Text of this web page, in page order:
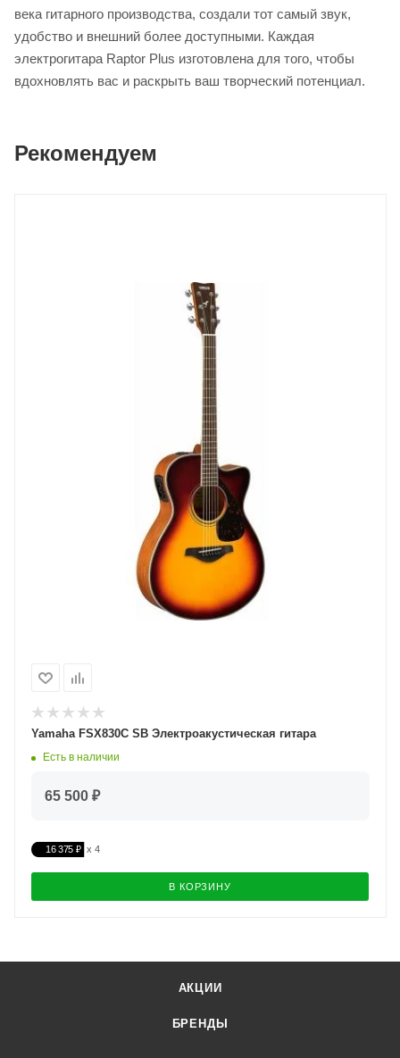
века гитарного производства, создали тот самый звук,
удобство и внешний более доступными. Каждая
электрогитара Raptor Plus изготовлена для того, чтобы
вдохновлять вас и раскрыть ваш творческий потенциал.
Рекомендуем
Yamaha FSX830С SB Электроакустическая гитара
Есть в наличии
65 500 ₽
16 375 ₽
В КОРЗИНУ
АКЦИИ
БРЕНДЫ